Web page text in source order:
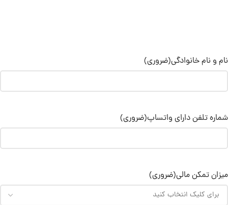
نام و نام خانوادگی(ضروری)
شماره تلفن دارای واتساپ(ضروری)
میزان تمکن مالی(ضروری)